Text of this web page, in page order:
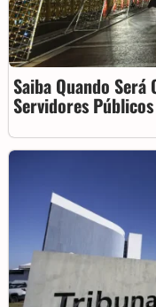
Saiba Quando Será
Servidores Públicos